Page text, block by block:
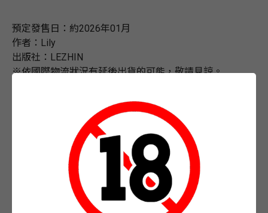
預定發售日：約2026年01月
作者：Lily
出版社：LEZHIN
※依國際物流狀況有延後出貨的可能，敬請見諒。
★初回特典：小卡2張+雙面書衣1張
※實際顏色可能略有差異，請實品為準。
※特別版紙盒屬於包裝資材，若因運送過程有所損傷，恕
無法接受退貨更換。
※依國際物流狀況有延後出貨的可能，敬請見諒。
※預購商品僅為確保商品，不保證出版當天立即取得，不